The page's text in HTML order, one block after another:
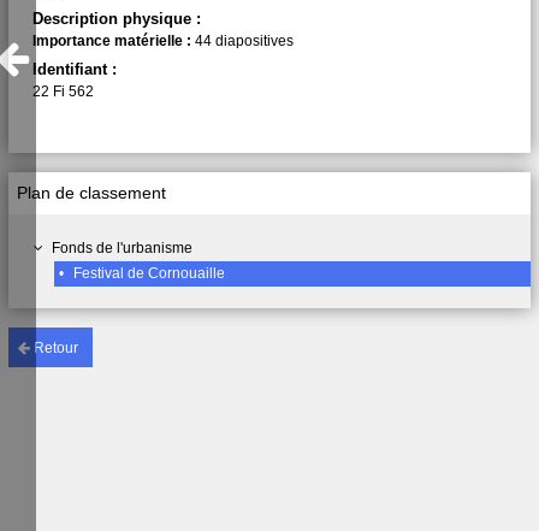
Retour
Plan de classement
Fonds de l'urbanisme
•
Festival de Cornouaille
Description physique :
Importance matérielle : 44 diapositives
Identifiant :
22 Fi 562